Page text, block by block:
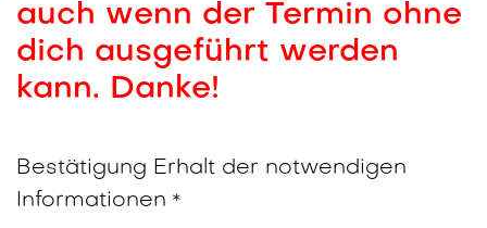
auch wenn der Termin ohne
dich ausgeführt werden
kann. Danke!
Bestätigung Erhalt der notwendigen
Informationen *